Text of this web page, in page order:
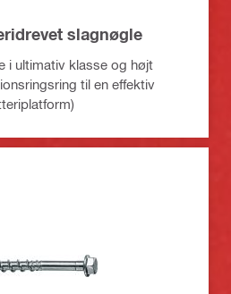
slagnøgle
i ultimativ klasse og højt
til en effektiv